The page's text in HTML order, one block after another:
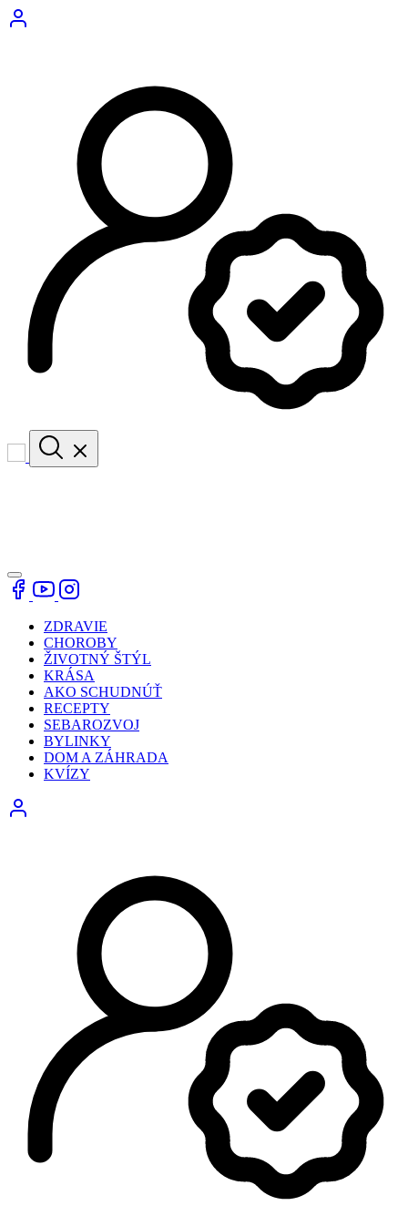
ZDRAVIE
CHOROBY
ŽIVOTNÝ ŠTÝL
KRÁSA
AKO SCHUDNÚŤ
RECEPTY
SEBAROZVOJ
BYLINKY
DOM A ZÁHRADA
KVÍZY